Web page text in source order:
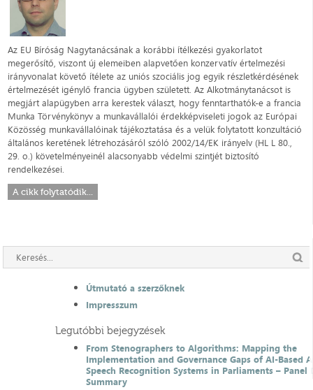
Az EU Bíróság Nagytanácsának a korábbi ítélkezési gyakorlatot
megerősítő, viszont új elemeiben alapvetően konzervatív értelmezési
irányvonalat követő ítélete az uniós szociális jog egyik részletkérdésének
értelmezését igénylő francia ügyben született. Az Alkotmánytanácsot is
megjárt alapügyben arra kerestek választ, hogy fenntarthatók-e a francia
Munka Törvénykönyv a munkavállalói érdekképviseleti jogok az Európai
Közösség munkavállalóinak tájékoztatása és a velük folytatott konzultáció
általános keretének létrehozásáról szóló 2002/14/EK irányelv (HL L 80.,
29. o.) követelményeinél alacsonyabb védelmi szintjét biztosító
rendelkezései.
A cikk folytatódik...
Útmutató a szerzőknek
Impresszum
Legutóbbi bejegyzések
From Stenographers to Algorithms: Mapping the
Implementation and Governance Gaps of AI-Based
Speech Recognition Systems in Parliaments – Panel
Summary